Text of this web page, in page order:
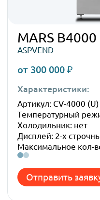
MARS B4000
ASPVEND
от 300 000 ₽
Характеристики:
Артикул: CV-4000 (U)
Температурный
Холодильник: нет
Дисплей: 2-х
Максимальное кол-
Отправить